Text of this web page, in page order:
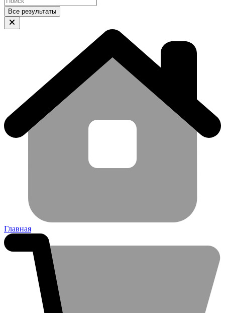
Все результаты
Главная